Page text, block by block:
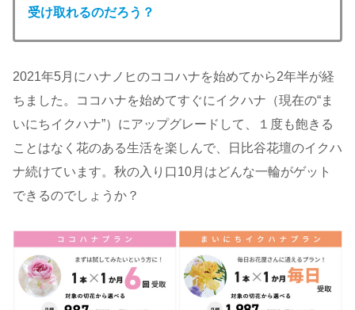
受け取れるのだろう？
2021年5月にハナノヒのココハナを始めてから2年半が経
ちました。ココハナを始めてすぐにイクハナ（現在の“ま
いにちイクハナ”）にアップグレードして、１度も飽きる
ことはなく花のある生活を楽しんで、日比谷花壇のイクハ
ナ続けています。秋の入り口10月はどんな一輪がゲット
できるのでしょうか？